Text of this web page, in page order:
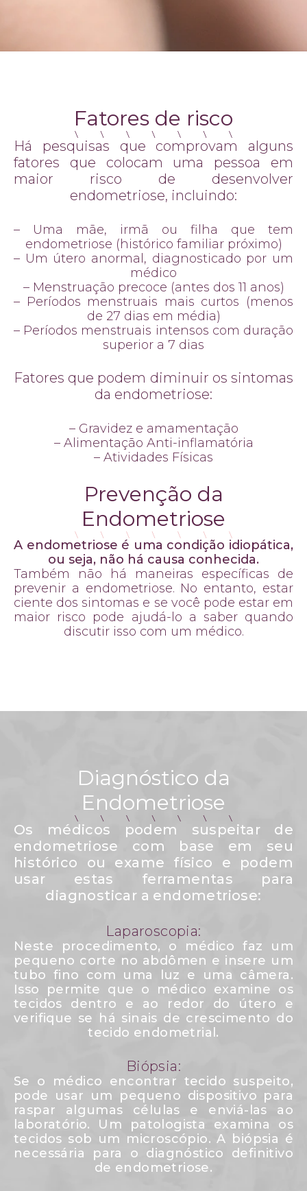
Fatores de risco
Há pesquisas que comprovam alguns
fatores que colocam uma pessoa em
maior risco de desenvolver
endometriose, incluindo:
– Uma mãe, irmã ou filha que tem
endometriose (histórico familiar próximo)
– Um útero anormal, diagnosticado por um
médico
– Menstruação precoce (antes dos 11 anos)
– Períodos menstruais mais curtos (menos
de 27 dias em média)
– Períodos menstruais intensos com duração
superior a 7 dias
Fatores que podem diminuir os sintomas
da endometriose:
– Gravidez e amamentação
– Alimentação Anti-inflamatória
– Atividades Físicas
Prevenção da
Endometriose
A endometriose é uma condição idiopática,
ou seja, não há causa conhecida.
Também não há maneiras específicas de
prevenir a endometriose. No entanto, estar
ciente dos sintomas e se você pode estar em
maior risco pode ajudá-lo a saber quando
discutir isso com um médico.
Diagnóstico da
Endometriose
Os médicos podem suspeitar de
endometriose com base em seu
histórico ou exame físico e podem
usar estas ferramentas para
diagnosticar a endometriose:
Laparoscopia:
Neste procedimento, o médico faz um
pequeno corte no abdômen e insere um
tubo fino com uma luz e uma câmera.
Isso permite que o médico examine os
tecidos dentro e ao redor do útero e
verifique se há sinais de crescimento do
tecido endometrial.
Biópsia:
Se o médico encontrar tecido suspeito,
pode usar um pequeno dispositivo para
raspar algumas células e enviá-las ao
laboratório. Um patologista examina os
tecidos sob um microscópio. A biópsia é
necessária para o diagnóstico definitivo
de endometriose.